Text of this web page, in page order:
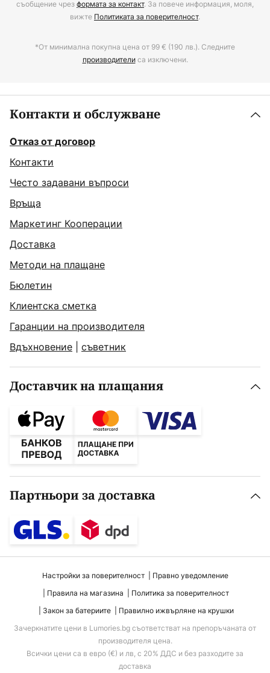
съобщение чрезформата за контакт. За повече информация, моля,
вижте Политиката за поверителност.
*От минимална покупна цена от 99 € (190 лв.). Следните
производителиса изключени.
Контакти и обслужване
Отказ от договор
Контакти
Често задавани въпроси
Връща
Маркетинг Кооперации
Доставка
Методи на плащане
Бюлетин
Клиентска сметка
Гаранции на производителя
Вдъхновение
съветник
Доставчик на плащания
Партньори за доставка
Настройки за поверителност
Правно уведомление
Правила на магазина
Политика за поверителност
Закон за батериите
Правилно ижвърляне на крушки
Зачеркнатите цени в Lumories.bg съответстват на препоръчаната от
производителя цена.
Всички цени са в евро (€) и лв, с 20% ДДС и без разходите за
доставка